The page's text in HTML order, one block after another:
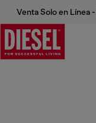
Venta Solo en Línea